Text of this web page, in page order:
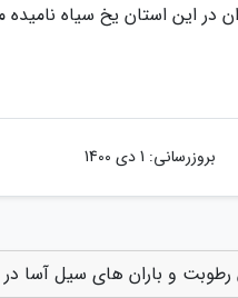
در این استان یخ سیاه
بروزرسانی: 1 دی 1400
رطوبت و باران های سیل آسا